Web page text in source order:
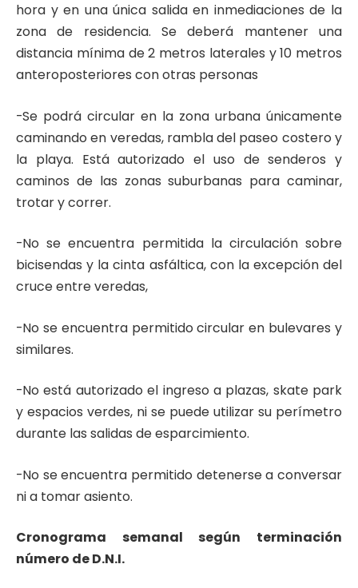
hora y en una única salida en inmediaciones de la
zona de residencia. Se deberá mantener una
distancia mínima de 2 metros laterales y 10 metros
anteroposteriores con otras personas
-Se podrá circular en la zona urbana únicamente
caminando en veredas, rambla del paseo costero y
la playa. Está autorizado el uso de senderos y
caminos de las zonas suburbanas para caminar,
trotar y correr.
-No se encuentra permitida la circulación sobre
bicisendas y la cinta asfáltica, con la excepción del
cruce entre veredas,
-No se encuentra permitido circular en bulevares y
similares.
-No está autorizado el ingreso a plazas, skate park
y espacios verdes, ni se puede utilizar su perímetro
durante las salidas de esparcimiento.
-No se encuentra permitido detenerse a conversar
ni a tomar asiento.
Cronograma semanal según terminación
número de D.N.I.